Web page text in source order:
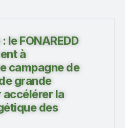
le FONAREDD
à
campagne de
grande
accélérer la
des